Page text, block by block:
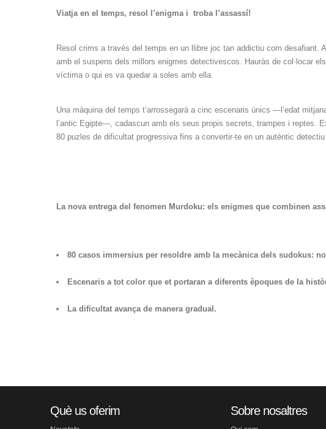
Viatja en el temps, resol l’enigma i troba l’assassí!
Resol crims a través del temps en un llibre joc tan addictiu com desafiant. A
amb el suspens dels millors enigmes detectivescos. Hauràs de col·locar
víctima o qui es va quedar a soles amb ella.
Una màquina del temps t’arrossegarà a cinc escenaris únics —l’edat
l’antic Egipte—, cadascun amb els seus propis secrets, trampes i reptes.
80 puzles de dificultat progressiva fins a convertir-te en un autèntic
La nova entrega del fenomen Murdoku: els enigmes que combinen
80 casos immersius per resoldre amb la mecànica dels sudokus:
Escenaris a tot color que et portaran a diferents èpoques de la
La dificultat avança de manera gradual.
Què us oferim Sobre nosaltres